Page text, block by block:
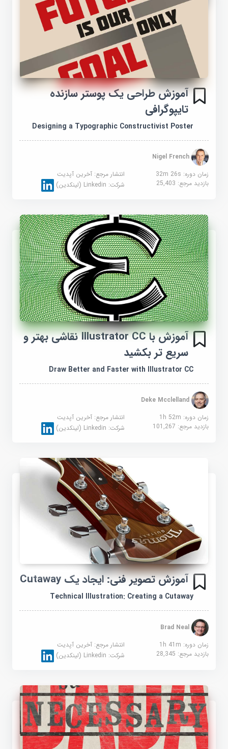
آموزش طراحی یک پوستر سازنده
تایپوگرافی
Designing a Typographic Constructivist Poster
Nigel French
زمان دوره: 32m 26s
انتشار مرجع:آخرین آپدیت
بازدید مرجع:25,403 شرکت:Linkedin (لینکدین)
آموزش با Illustrator CC نقاشی بهتر و
سریع تر بکشید
Draw Better and Faster with Illustrator CC
Deke Mcclelland
زمان دوره: 1h 52m
انتشار مرجع:آخرین آپدیت
بازدید مرجع:101,267 شرکت:Linkedin (لینکدین)
آموزش تصویر فنی: ایجاد یک Cutaway
Technical Illustration: Creating a Cutaway
Brad Neal
زمان دوره: 1h 41m
انتشار مرجع:آخرین آپدیت
بازدید مرجع:28,345 شرکت:Linkedin (لینکدین)